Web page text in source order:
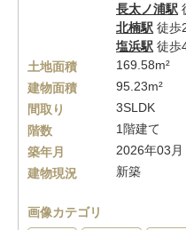
長太ノ浦駅
北楠駅 徒歩
塩浜駅 徒歩
土地面積
169.58m²
建物面積
95.23m²
間取り
3SLDK
階数
1階建て
築年月
2026年03月
建物現況
新築
画像カテゴリ